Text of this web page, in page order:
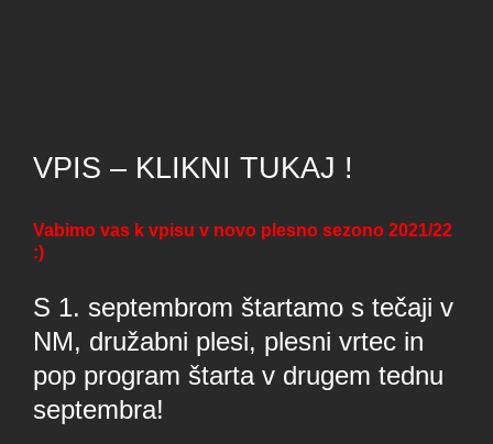
VPIS – KLIKNI TUKAJ !
Vabimo vas k vpisu v novo plesno sezono 2021/22
:)
S 1. septembrom štartamo s tečaji v
NM, družabni plesi, plesni vrtec in
pop program štarta v drugem tednu
septembra!